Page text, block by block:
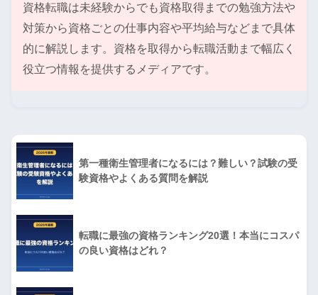
資格転職は未経験からでも資格取得までの勉強方法や
対策から資格ごとの仕事内容や平均給与などまで具体
的に解説します。資格を取得から転職活動まで幅広く
役立つ情報を提供するメディアです。
第一種衛生管理者になるには？難しい？試験の受
験資格やよくある質問を解説
転職に最強の資格ランキング20選！本当にコスパ
の良い資格はどれ？